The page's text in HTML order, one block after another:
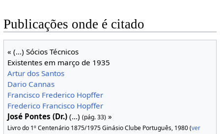
Publicações onde é citado
« (...) Sócios Técnicos
Existentes em março de 1935
Artur dos Santos
Dario Cannas
Francisco Frederico Hopffer
Frederico Francisco Hopffer
José Pontes (Dr.) (...)(pág. 33) »
Livro do 1º Centenário 1875/1975 Ginásio Clube Português, 1980 (ver